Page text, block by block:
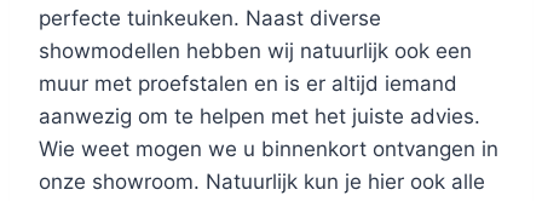
perfecte tuinkeuken. Naast diverse
showmodellen hebben wij natuurlijk ook een
muur met proefstalen en is er altijd iemand
aanwezig om te helpen met het juiste advies.
Wie weet mogen we u binnenkort ontvangen in
onze showroom. Natuurlijk kun je hier ook alle